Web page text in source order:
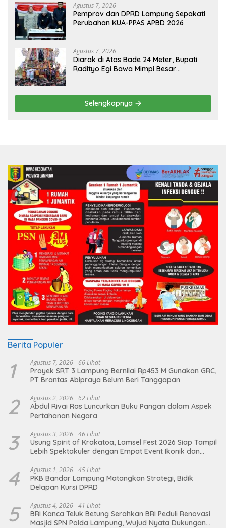
Agustus 7, 2026
Pemprov dan DPRD Lampung Sepakati
Perubahan KUA-PPAS APBD 2026
Agustus 7, 2026
Diarak di Atas Bade 24 Meter, Bupati
Radityo Egi Bawa Mimpi Besar
Selengkapnya
Berita Populer
1 Agustus 7, 2026 66 Lihat
Proyek SRT 3 Lampung Bernilai Rp453 M Gunakan GRC,
PT Brantas Abipraya Belum Beri Tanggapan
2 Agustus 2, 2026 62 Lihat
Abdul Rivai Ras Luncurkan Buku Pangan dalam Aspek
Pertahanan Negara
3 Agustus 3, 2026 46 Lihat
Usung Spirit of Krakatoa, Lamsel Fest 2026 Siap Tampil
Lebih Spektakuler dengan Empat Event Ikonik dan
4 Agustus 1, 2026 45 Lihat
PKB Bandar Lampung Matangkan Strategi, Bidik
Delapan Kursi DPRD
5 Agustus 4, 2026 41 Lihat
BRI Kanca Teluk Betung Serahkan BRI Peduli Renovasi
Masjid SPN Polda Lampung, Wujud Nyata Dukungan